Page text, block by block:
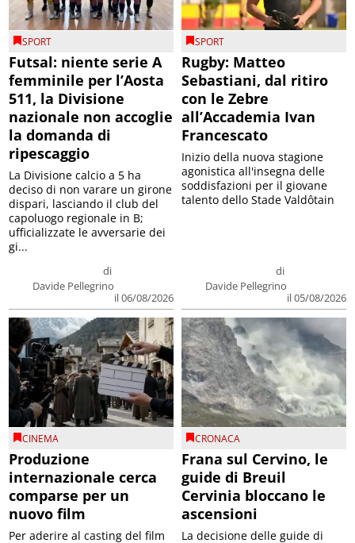
SPORT
Futsal: niente serie A
femminile per l’Aosta
511, la Divisione
nazionale non accoglie
la domanda di
ripescaggio
di
Davide Pellegrino
il 06/08/2026
La Divisione calcio a 5 ha
deciso di non varare un girone
dispari, lasciando il club del
capoluogo regionale in B;
ufficializzate le avversarie dei
gi...
SPORT
Rugby: Matteo
Sebastiani, dal ritiro
con le Zebre
all’Accademia Ivan
Francescato
di
Davide Pellegrino
il 05/08/2026
Inizio della nuova stagione
agonistica all'insegna delle
soddisfazioni per il giovane
talento dello Stade Valdôtain
CINEMA
Produzione
internazionale cerca
comparse per un
nuovo film
Per aderire al casting del film
CRONACA
Frana sul Cervino, le
guide di Breuil
Cervinia bloccano le
ascensioni
La decisione delle guide di